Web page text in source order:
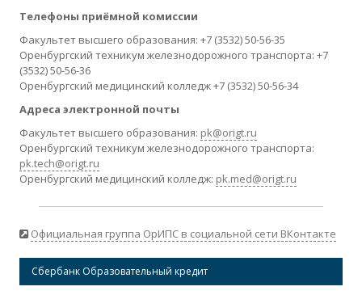
Телефоны приёмной комиссии
Факультет высшего образования: +7 (3532) 50-56-35
Оренбургский техникум железнодорожного транспорта: +7
(3532) 50-56-36
Оренбургский медицинский колледж +7 (3532) 50-56-34
Адреса электронной почты
Факультет высшего образования: pk@origt.ru
Оренбургский техникум железнодорожного транспорта:
pk.tech@origt.ru
Оренбургский медицинский колледж: pk.med@origt.ru
Официальная группа ОрИПС в социальной сети ВКонтакте
Сбербанк Образовательный кредит